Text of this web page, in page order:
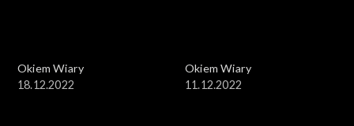
Okiem Wiary
18.12.2022
Okiem Wiary
11.12.2022